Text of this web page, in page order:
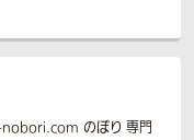
のぼり 専門